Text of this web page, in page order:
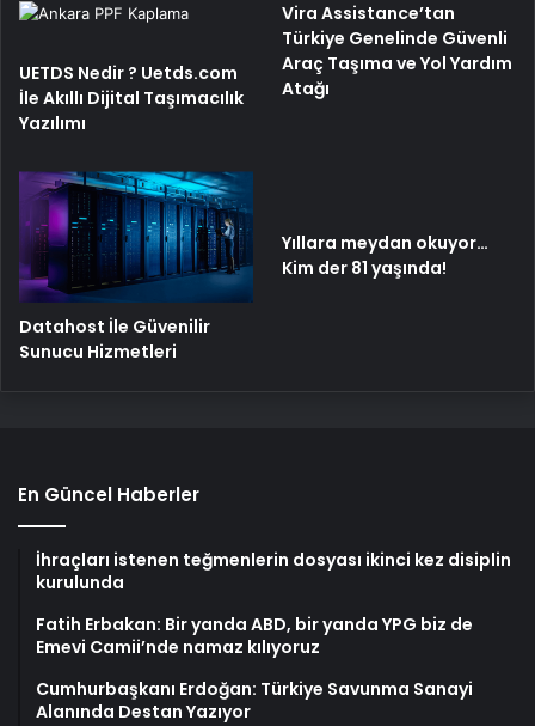
UETDS Nedir ? Uetds.com
İle Akıllı Dijital Taşımacılık
Yazılımı
Vira Assistance’tan
Türkiye Genelinde Güvenli
Araç Taşıma ve Yol Yardım
Atağı
Datahost İle Güvenilir
Sunucu Hizmetleri
Yıllara meydan okuyor…
Kim der 81 yaşında!
En Güncel Haberler
İhraçları istenen teğmenlerin dosyası ikinci kez disiplin
kurulunda
Fatih Erbakan: Bir yanda ABD, bir yanda YPG biz de
Emevi Camii’nde namaz kılıyoruz
Cumhurbaşkanı Erdoğan: Türkiye Savunma Sanayi
Alanında Destan Yazıyor